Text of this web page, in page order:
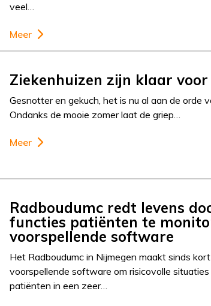
veel…
Meer
Ziekenhuizen zijn klaar
Gesnotter en gekuch, het is nu al aan de orde
Ondanks de mooie zomer laat de griep…
Meer
Radboudumc redt levens
functies patiënten te
voorspellende software
Het Radboudumc in Nijmegen maakt sinds
voorspellende software om risicovolle situaties
patiënten in een zeer…